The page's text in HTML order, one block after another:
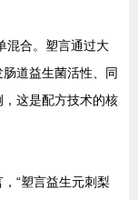
混合。塑言通过大
道益生菌活性、同
这是配方技术的核
“塑言益生元刺梨